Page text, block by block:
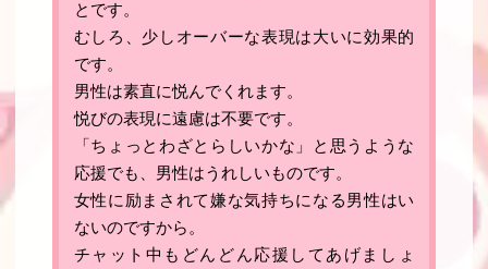
とです。
むしろ、少しオーバーな表現は大いに効果的
です。
男性は素直に悦んでくれます。
悦びの表現に遠慮は不要です。
「ちょっとわざとらしいかな」と思うような
応援でも、男性はうれしいものです。
女性に励まされて嫌な気持ちになる男性はい
ないのですから。
チャット中もどんどん応援してあげましょ